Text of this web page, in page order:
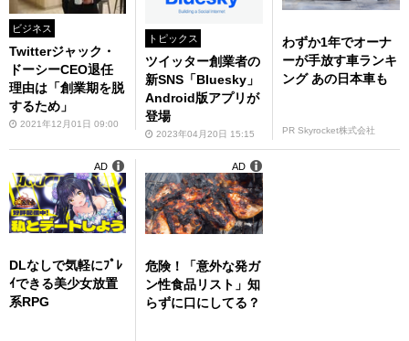
ビジネス
Twitterジャック・
ドーシーCEO退任
理由は「創業期を脱
するため」
2021年12月01日 09:00
トピックス
ツイッター創業者の
新SNS「Bluesky」
Android版アプリが
登場
2023年04月20日 15:15
わずか1年でオーナ
ーが手放す車ランキ
ング あの日本車も
PR Skyrocket株式会社
DLなしで気軽にﾌﾟﾚ
ｲできる美少女放置
系RPG
AD
危険！「意外な発ガ
ン性食品リスト」知
らずに口にしてる？
AD